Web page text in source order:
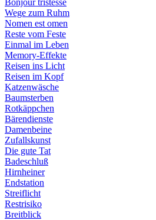
Wege zum Ruhm
Nomen est omen
Reste vom Feste
Einmal im Leben
Memory-Effekte
Reisen ins Licht
Reisen im Kopf
Katzenwäsche
Baumsterben
Rotkäppchen
Bärendienste
Damenbeine
Zufallskunst
Die gute Tat
Badeschluß
Hirnheiner
Endstation
Streiflicht
Restrisiko
Breitblick